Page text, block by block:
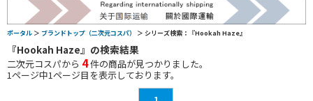
ポータル ＞ ブランドトップ（二次元コスパ） ＞ シリーズ検索：『Hookah Haze』
『Hookah Haze』の検索結果
二次元コスパから 4件の商品が見つかりました。
1ページ中1ページ目を表示しております。